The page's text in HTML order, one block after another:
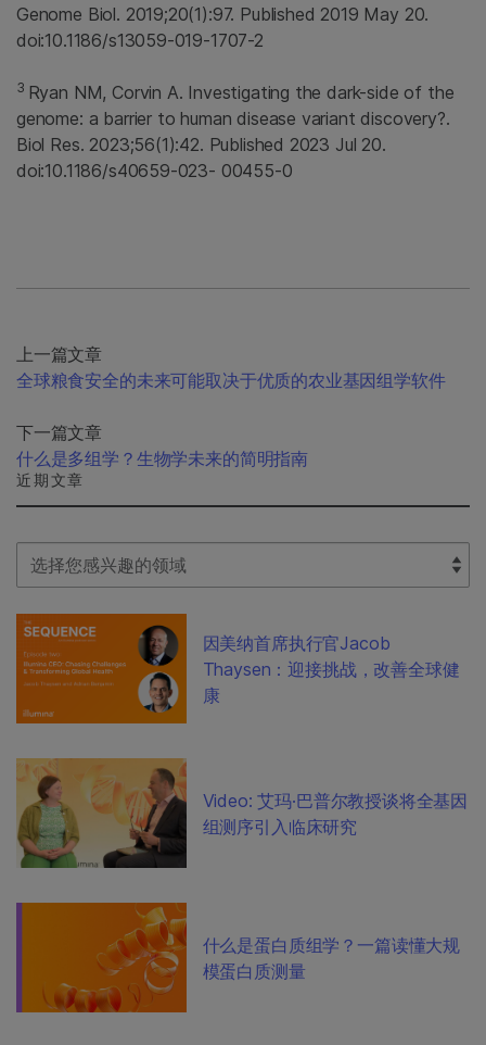
Genome Biol. 2019;20(1):97. Published 2019 May 20.
doi:10.1186/s13059-019-1707-2
3 Ryan NM, Corvin A. Investigating the dark-side of the
genome: a barrier to human disease variant discovery?.
Biol Res. 2023;56(1):42. Published 2023 Jul 20.
doi:10.1186/s40659-023- 00455-0
上一篇文章
全球粮食安全的未来可能取决于优质的农业基因组学软件
下一篇文章
什么是多组学？生物学未来的简明指南
近期文章
Select Filter
因美纳首席执行官Jacob
Thaysen：迎接挑战，改善全球健
康
Video: 艾玛·巴普尔教授谈将全基因
组测序引入临床研究
什么是蛋白质组学？一篇读懂大规
模蛋白质测量